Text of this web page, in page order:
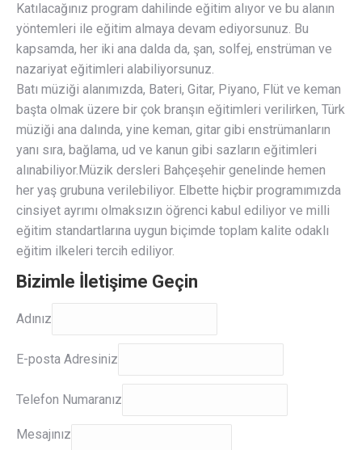
Katılacağınız program dahilinde eğitim alıyor ve bu alanın
yöntemleri ile eğitim almaya devam ediyorsunuz. Bu
kapsamda, her iki ana dalda da, şan, solfej, enstrüman ve
nazariyat eğitimleri alabiliyorsunuz.
Batı müziği alanımızda, Bateri, Gitar, Piyano, Flüt ve keman
başta olmak üzere bir çok branşın eğitimleri verilirken, Türk
müziği ana dalında, yine keman, gitar gibi enstrümanların
yanı sıra, bağlama, ud ve kanun gibi sazların eğitimleri
alınabiliyor.Müzik dersleri Bahçeşehir genelinde hemen
her yaş grubuna verilebiliyor. Elbette hiçbir programımızda
cinsiyet ayrımı olmaksızın öğrenci kabul ediliyor ve milli
eğitim standartlarına uygun biçimde toplam kalite odaklı
eğitim ilkeleri tercih ediliyor.
Bizimle İletişime Geçin
Adınız
E-posta Adresiniz
posta
Adresiniz
Telefon Numaranız
Mesajınız